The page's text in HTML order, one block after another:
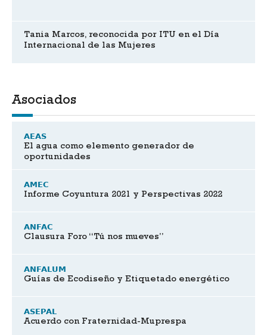
Tania Marcos, reconocida por ITU en el Día
Internacional de las Mujeres
Asociados
AEAS
El agua como elemento generador de
oportunidades
AMEC
Informe Coyuntura 2021 y Perspectivas 2022
ANFAC
Clausura Foro “Tú nos mueves”
ANFALUM
Guías de Ecodiseño y Etiquetado energético
ASEPAL
Acuerdo con Fraternidad-Muprespa